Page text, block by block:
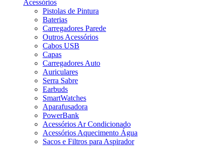
Acessórios
Pistolas de Pintura
Baterias
Carregadores Parede
Outros Acessórios
Cabos USB
Capas
Carregadores Auto
Auriculares
Serra Sabre
Earbuds
SmartWatches
Aparafusadora
PowerBank
Acessórios Ar Condicionado
Acessórios Aquecimento Água
Sacos e Filtros para Aspirador